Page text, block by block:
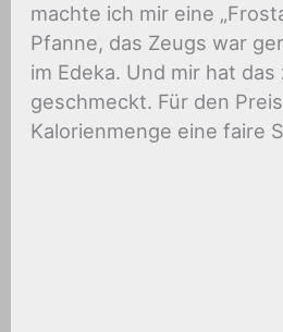
machte ich mir eine
Pfanne, das Zeugs war
im Edeka. Und mir hat
geschmeckt. Für den
Kalorienmenge eine faire